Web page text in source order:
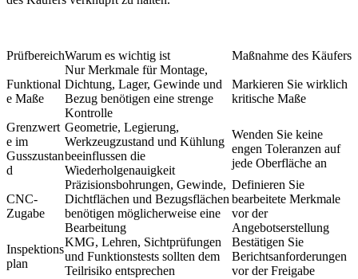
PrüfbereichWarum es wichtig ist Maßnahme des Käufers
Funktional
e Maße
Nur Merkmale für Montage,
Dichtung, Lager, Gewinde und
Bezug benötigen eine strenge
Kontrolle
Markieren Sie wirklich
kritische Maße
Grenzwert
e im
Gusszustan
d
Geometrie, Legierung,
Werkzeugzustand und Kühlung
beeinflussen die
Wiederholgenauigkeit
Wenden Sie keine
engen Toleranzen auf
jede Oberfläche an
CNC-
Zugabe
Präzisionsbohrungen, Gewinde,
Dichtflächen und Bezugsflächen
benötigen möglicherweise eine
Bearbeitung
Definieren Sie
bearbeitete Merkmale
vor der
Angebotserstellung
Inspektions
plan
KMG, Lehren, Sichtprüfungen
und Funktionstests sollten dem
Teilrisiko entsprechen
Bestätigen Sie
Berichtsanforderungen
vor der Freigabe